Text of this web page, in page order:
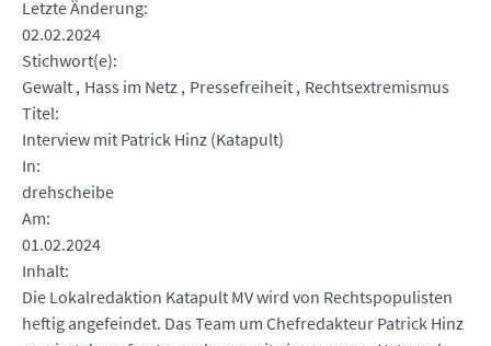
Letzte Änderung
02.02.2024
Stichwort(e)
Gewalt Hass im Netz Pressefreiheit Rechtsextremismus
Titel
Interview mit Patrick Hinz (Katapult)
In
drehscheibe
Am
01.02.2024
Inhalt
Die Lokalredaktion Katapult MV wird von Rechtspopulisten
heftig angefeindet. Das Team um Chefredakteur Patrick Hinz